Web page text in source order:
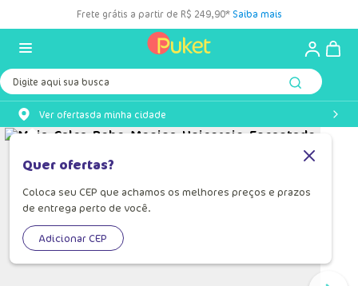
Frete grátis a partir de R$ 249,90* Saiba mais
Digite aqui sua busca
Ver ofertasda minha cidade
Quer ofertas?
Coloca seu CEP que achamos os melhores preços e prazos
de entrega perto de você.
Adicionar CEP